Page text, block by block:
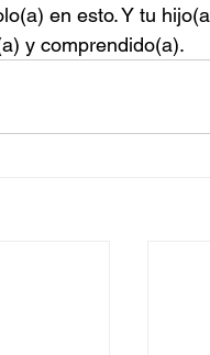
en esto. Y tu
y comprendido(a).